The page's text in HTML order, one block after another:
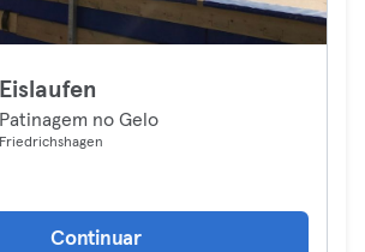
Eislaufen
Patinagem no Gelo
Friedrichshagen
Continuar